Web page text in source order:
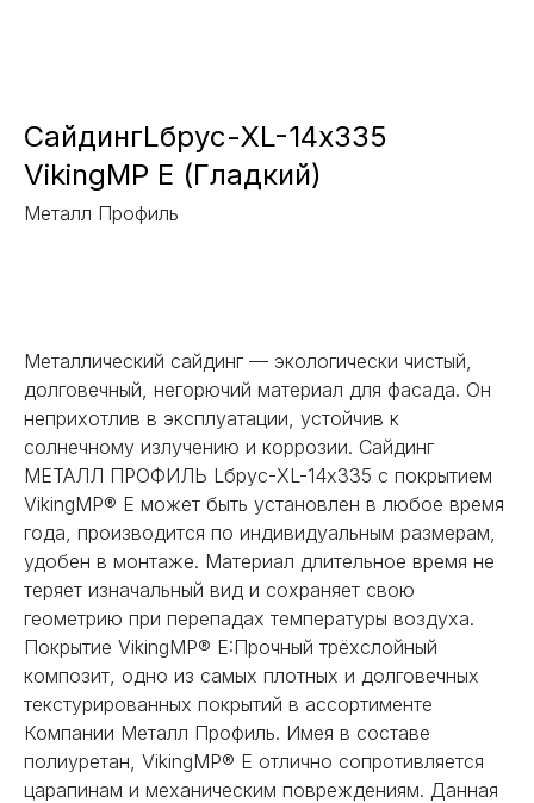
СайдингLбрус-XL-14х335
VikingMP E (Гладкий)
Металл Профиль
Металлический сайдинг — экологически чистый,
долговечный, негорючий материал для фасада. Он
неприхотлив в эксплуатации, устойчив к
солнечному излучению и коррозии. Сайдинг
МЕТАЛЛ ПРОФИЛЬ Lбрус-XL-14х335 с покрытием
VikingMP® E может быть установлен в любое время
года, производится по индивидуальным размерам,
удобен в монтаже. Материал длительное время не
теряет изначальный вид и сохраняет свою
геометрию при перепадах температуры воздуха.
Покрытие VikingMP® E:Прочный трёхслойный
композит, одно из самых плотных и долговечных
текстурированных покрытий в ассортименте
Компании Металл Профиль. Имея в составе
полиуретан, VikingMP® E отлично сопротивляется
царапинам и механическим повреждениям. Данная